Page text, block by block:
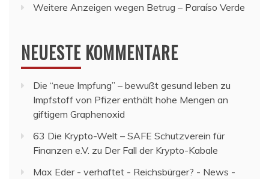
Weitere Anzeigen wegen Betrug – Paraíso Verde
NEUESTE KOMMENTARE
Die “neue Impfung” – bewußt gesund leben zu
Impfstoff von Pfizer enthält hohe Mengen an
giftigem Graphenoxid
63 Die Krypto-Welt – SAFE Schutzverein für
Finanzen e.V. zu Der Fall der Krypto-Kabale
Max Eder - verhaftet - Reichsbürger? - News -